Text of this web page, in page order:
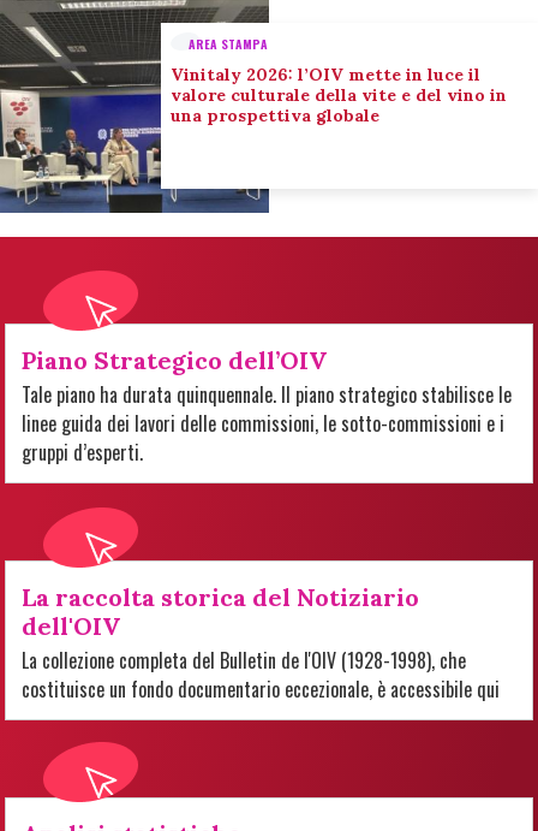
AREA STAMPA
Vinitaly 2026: l’OIV mette in luce il
valore culturale della vite e del vino in
una prospettiva globale
Piano Strategico dell’OIV
Tale piano ha durata quinquennale. Il piano strategico stabilisce le
linee guida dei lavori delle commissioni, le sotto-commissioni e i
gruppi d’esperti.
La raccolta storica del Notiziario
dell'OIV
La collezione completa del Bulletin de l'OIV (1928-1998), che
costituisce un fondo documentario eccezionale, è accessibile qui